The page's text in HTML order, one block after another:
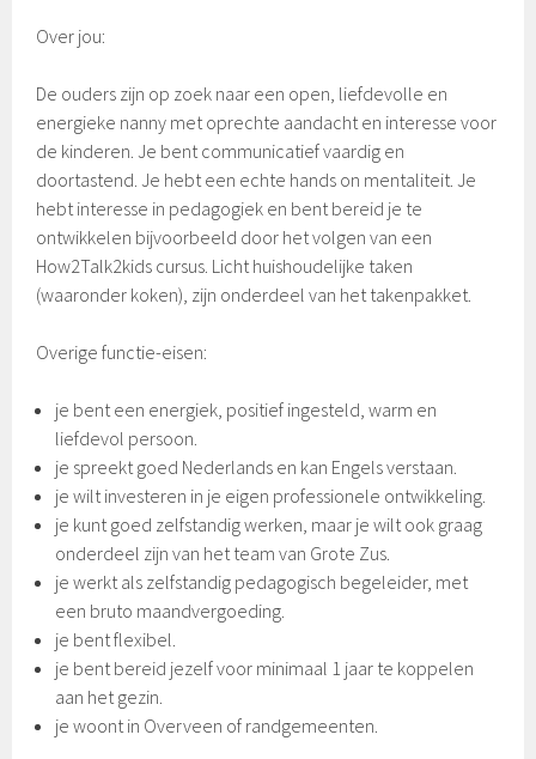
Over jou:
De ouders zijn op zoek naar een open, liefdevolle en
energieke nanny met oprechte aandacht en interesse voor
de kinderen. Je bent communicatief vaardig en
doortastend. Je hebt een echte hands on mentaliteit. Je
hebt interesse in pedagogiek en bent bereid je te
ontwikkelen bijvoorbeeld door het volgen van een
How2Talk2kids cursus. Licht huishoudelijke taken
(waaronder koken), zijn onderdeel van het takenpakket.
Overige functie-eisen:
je bent een energiek, positief ingesteld, warm en
liefdevol persoon.
je spreekt goed Nederlands en kan Engels verstaan.
je wilt investeren in je eigen professionele ontwikkeling.
je kunt goed zelfstandig werken, maar je wilt ook graag
onderdeel zijn van het team van Grote Zus.
je werkt als zelfstandig pedagogisch begeleider, met
een bruto maandvergoeding.
je bent flexibel.
je bent bereid jezelf voor minimaal 1 jaar te koppelen
aan het gezin.
je woont in Overveen of randgemeenten.